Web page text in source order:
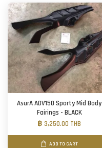
AsurA ADV150 Sporty Mid Body
Fairings - BLACK
฿ 3,250.00 THB
ADD TO CART